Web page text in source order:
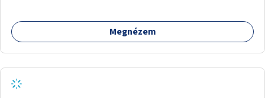
Megnézem